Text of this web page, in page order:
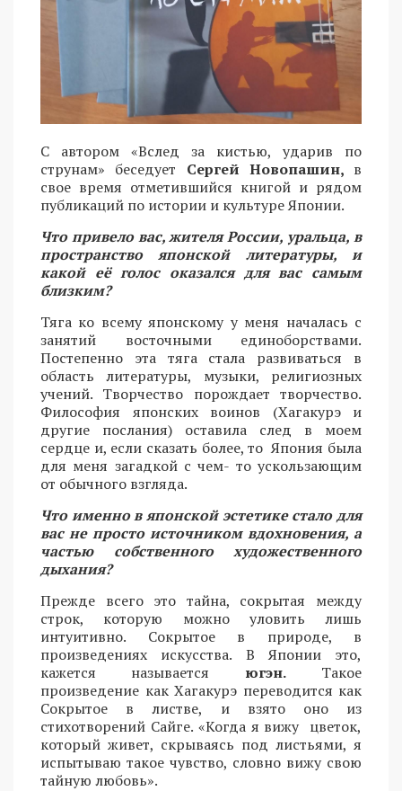
С автором «Вслед за кистью, ударив по
струнам» беседует Сергей Новопашин, в
свое время отметившийся книгой и рядом
публикаций по истории и культуре Японии.
Что привело вас, жителя России, уральца, в
пространство японской литературы, и
какой её голос оказался для вас самым
близким?
Тяга ко всему японскому у меня началась с
занятий восточными единоборствами.
Постепенно эта тяга стала развиваться в
область литературы, музыки, религиозных
учений. Творчество порождает творчество.
Философия японских воинов (Хагакурэ и
другие послания) оставила след в моем
сердце и, если сказать более, то Япония была
для меня загадкой с чем- то ускользающим
от обычного взгляда.
Что именно в японской эстетике стало для
вас не просто источником вдохновения, а
частью собственного художественного
дыхания?
Прежде всего это тайна, сокрытая между
строк, которую можно уловить лишь
интуитивно. Сокрытое в природе, в
произведениях искусства. В Японии это,
кажется называется югэн.Такое
произведение как Хагакурэ переводится как
Сокрытое в листве, и взято оно из
стихотворений Сайге. «Когда я вижу цветок,
который живет, скрываясь под листьями, я
испытываю такое чувство, словно вижу свою
тайную любовь».